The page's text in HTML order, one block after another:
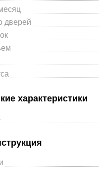
дверей
характеристики